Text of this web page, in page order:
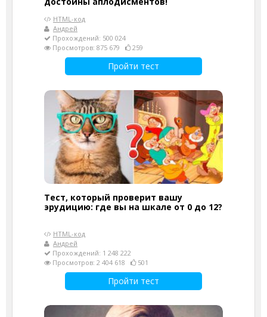
HTML-код
Андрей
Прохождений: 500 024
Просмотров: 875 679
259
Пройти тест
Тест, который проверит вашу
эрудицию: где вы на шкале от 0 до 12?
HTML-код
Андрей
Прохождений: 1 248 222
Просмотров: 2 404 618
501
Пройти тест